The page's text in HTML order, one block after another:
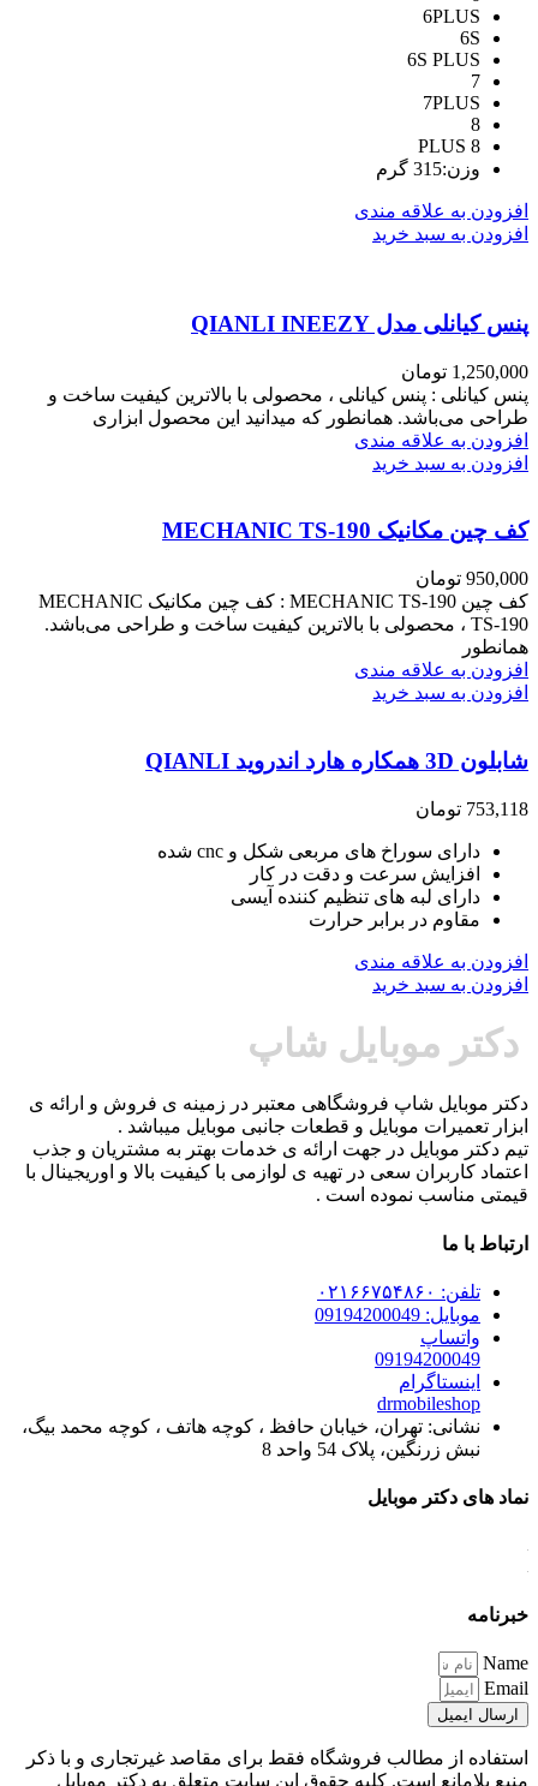
6PLUS
6S
6S PLUS
7
7PLUS
8
8 PLUS
وزن:315 گرم
افزودن به علاقه مندی
افزودن به سبد خرید
پنس کیانلی مدل QIANLI INEEZY
1,250,000 تومان
پنس کیانلی : پنس کیانلی ، محصولی با بالاترین کیفیت ساخت و
طراحی می‌باشد. همانطور که میدانید این محصول ابزاری
افزودن به علاقه مندی
افزودن به سبد خرید
کف چین مکانیک MECHANIC TS-190
950,000 تومان
کف چین MECHANIC TS-190 : کف چین مکانیک MECHANIC
TS-190 ، محصولی با بالاترین کیفیت ساخت و طراحی می‌باشد.
همانطور
افزودن به علاقه مندی
افزودن به سبد خرید
شابلون 3D همکاره هارد اندروید QIANLI
753,118 تومان
دارای سوراخ های مربعی شکل و cnc شده
افزایش سرعت و دقت در کار
دارای لبه های تنظیم کننده آیسی
مقاوم در برابر حرارت
افزودن به علاقه مندی
افزودن به سبد خرید
دکتر موبایل شاپ
دکتر موبایل شاپ فروشگاهی معتبر در زمینه ی فروش و ارائه ی
ابزار تعمیرات موبایل و قطعات جانبی موبایل میباشد .
تیم دکتر موبایل در جهت ارائه ی خدمات بهتر به مشتریان و جذب
اعتماد کاربران سعی در تهیه ی لوازمی با کیفیت بالا و اوریجینال با
قیمتی مناسب نموده است .
ارتباط با ما
تلفن: ۰۲۱۶۶۷۵۴۸۶۰
موبایل: 09194200049
واتساپ
09194200049
اینستاگرام
drmobileshop
نشانی: تهران، خیابان حافظ ، کوچه هاتف ، کوچه محمد بیگ،
نبش زرنگین، پلاک 54 واحد 8
نماد های دکتر موبایل
خبرنامه
Name
Email
ارسال ایمیل
استفاده از مطالب فروشگاه فقط برای مقاصد غیرتجاری و با ذکر
منبع بلامانع است. کلیه حقوق این سایت متعلق به دکتر موبایل